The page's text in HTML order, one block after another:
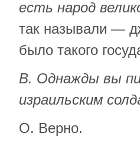
есть народ
так называли —
было такого
В. Однажды вы
израильским
О. Верно.